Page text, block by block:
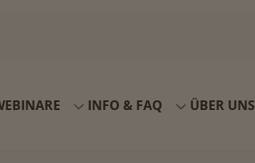
INFO & FAQ ÜBER UNS